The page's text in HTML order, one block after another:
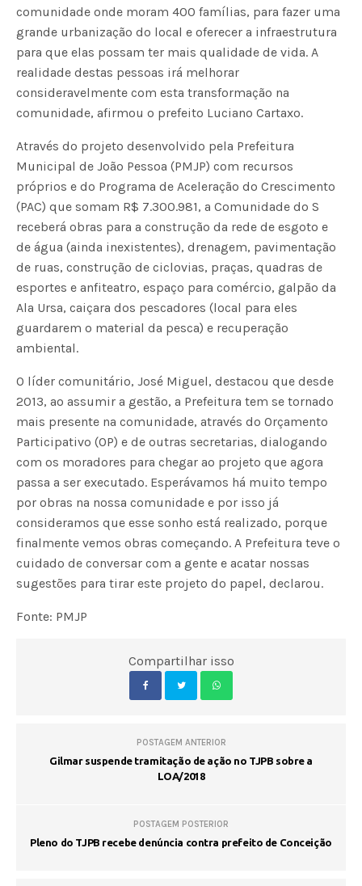
comunidade onde moram 400 famílias, para fazer uma
grande urbanização do local e oferecer a infraestrutura
para que elas possam ter mais qualidade de vida. A
realidade destas pessoas irá melhorar
consideravelmente com esta transformação na
comunidade, afirmou o prefeito Luciano Cartaxo.
Através do projeto desenvolvido pela Prefeitura
Municipal de João Pessoa (PMJP) com recursos
próprios e do Programa de Aceleração do Crescimento
(PAC) que somam R$ 7.300.981, a Comunidade do S
receberá obras para a construção da rede de esgoto e
de água (ainda inexistentes), drenagem, pavimentação
de ruas, construção de ciclovias, praças, quadras de
esportes e anfiteatro, espaço para comércio, galpão da
Ala Ursa, caiçara dos pescadores (local para eles
guardarem o material da pesca) e recuperação
ambiental.
O líder comunitário, José Miguel, destacou que desde
2013, ao assumir a gestão, a Prefeitura tem se tornado
mais presente na comunidade, através do Orçamento
Participativo (OP) e de outras secretarias, dialogando
com os moradores para chegar ao projeto que agora
passa a ser executado. Esperávamos há muito tempo
por obras na nossa comunidade e por isso já
consideramos que esse sonho está realizado, porque
finalmente vemos obras começando. A Prefeitura teve o
cuidado de conversar com a gente e acatar nossas
sugestões para tirar este projeto do papel, declarou.
Fonte: PMJP
Compartilhar isso
POSTAGEM ANTERIOR
Gilmar suspende tramitação de ação no TJPB sobre a
LOA/2018
POSTAGEM POSTERIOR
Pleno do TJPB recebe denúncia contra prefeito de Conceição